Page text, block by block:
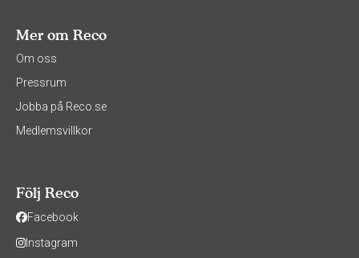
Mer om Reco
Om oss
Pressrum
Jobba på Reco.se
Medlemsvillkor
Följ Reco
Facebook
Instagram